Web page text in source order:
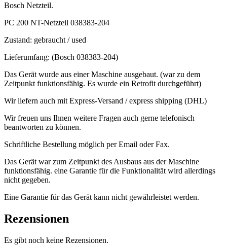
Bosch Netzteil.
PC 200 NT-Netzteil 038383-204
Zustand: gebraucht / used
Lieferumfang: (Bosch 038383-204)
Das Gerät wurde aus einer Maschine ausgebaut. (war zu dem
Zeitpunkt funktionsfähig. Es wurde ein Retrofit durchgeführt)
Wir liefern auch mit Express-Versand / express shipping (DHL)
Wir freuen uns Ihnen weitere Fragen auch gerne telefonisch
beantworten zu können.
Schriftliche Bestellung möglich per Email oder Fax.
Das Gerät war zum Zeitpunkt des Ausbaus aus der Maschine
funktionsfähig. eine Garantie für die Funktionalität wird allerdings
nicht gegeben.
Eine Garantie für das Gerät kann nicht gewährleistet werden.
Rezensionen
Es gibt noch keine Rezensionen.